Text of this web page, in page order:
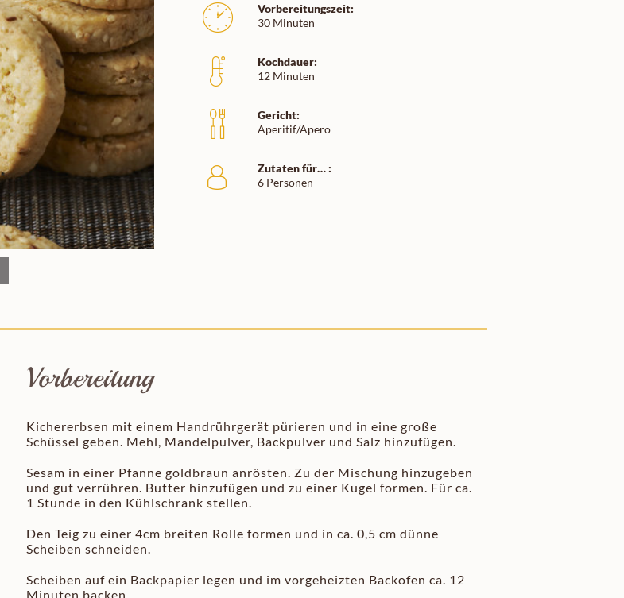
Vorbereitungszeit:
30 Minuten
Kochdauer:
12 Minuten
Gericht:
Aperitif/Apero
Zutaten für… :
6 Personen
Vorbereitung
Kichererbsen mit einem Handrührgerät pürieren und in eine große
Schüssel geben. Mehl, Mandelpulver, Backpulver und Salz hinzufügen.
Sesam in einer Pfanne goldbraun anrösten. Zu der Mischung hinzugeben
und gut verrühren. Butter hinzufügen und zu einer Kugel formen. Für ca.
1 Stunde in den Kühlschrank stellen.
Den Teig zu einer 4cm breiten Rolle formen und in ca. 0,5 cm dünne
Scheiben schneiden.
Scheiben auf ein Backpapier legen und im vorgeheizten Backofen ca. 12
Minuten backen.